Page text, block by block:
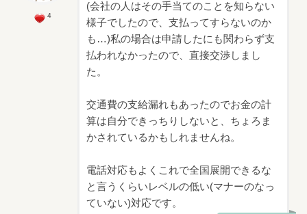
4
(会社の人はその手当てのことを知らない
様子でしたので、支払ってすらないのか
も…)私の場合は申請したにも関わらず支
払われなかったので、直接交渉しまし
た。
交通費の支給漏れもあったのでお金の計
算は自分できっちりしないと、ちょろま
かされているかもしれませんね。
電話対応もよくこれで全国展開できるな
と言うくらいレベルの低い(マナーのなっ
ていない)対応です。